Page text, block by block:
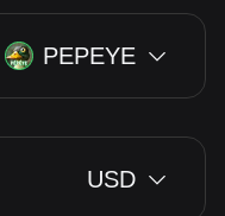
PEPEYE
USD